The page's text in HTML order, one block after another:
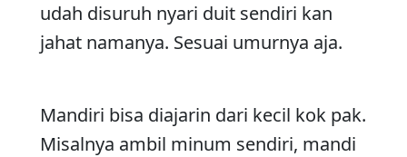
udah disuruh nyari duit sendiri kan
jahat namanya. Sesuai umurnya aja.
Mandiri bisa diajarin dari kecil kok pak.
Misalnya ambil minum sendiri, mandi